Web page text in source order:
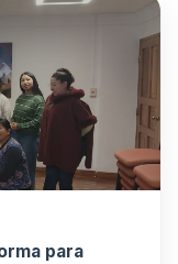
para